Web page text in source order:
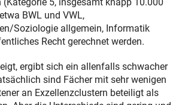
BWL und VWL,
Soziologie allgemein, Informatik
Recht gerechnet werden.
ergibt sich ein allenfalls schwacher
sind Fächer mit sehr wenigen
an Exzellenzclustern beteiligt als